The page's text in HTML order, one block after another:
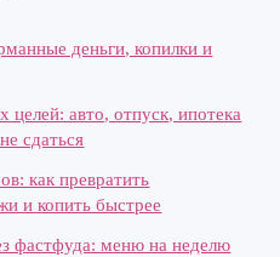
деньги, копилки и
целей: авто, отпуск, ипотека
сдаться
как превратить
и копить быстрее
фастфуда: меню на неделю